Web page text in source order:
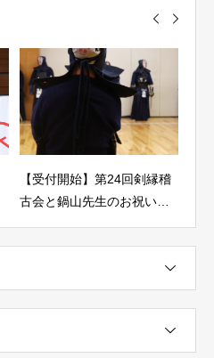
【受付開始】第24回剣縁稽
古会と鍋山先生のお祝い会
す！